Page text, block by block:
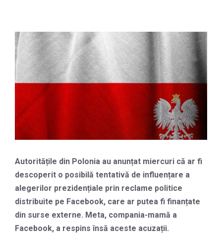
Autoritățile din Polonia au anunțat miercuri că ar fi
descoperit o posibilă tentativă de influențare a
alegerilor prezidențiale prin reclame politice
distribuite pe Facebook, care ar putea fi finanțate
din surse externe. Meta, compania-mamă a
Facebook, a respins însă aceste acuzații.